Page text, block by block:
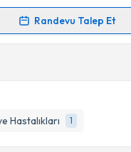
Hastalıkları
1
'ni okudum ve kişisel
işlenmesini kabul
Randevu Talep Et
Takvimi Talebi
e-posta ile